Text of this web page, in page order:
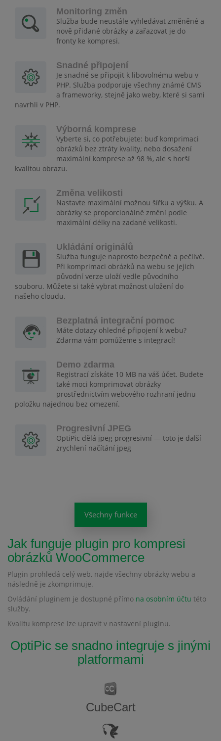
Monitoring změn
Služba bude neustále vyhledávat změněné a
nově přidané obrázky a zařazovat je do
fronty ke kompresi.
Snadné připojení
Je snadné se připojit k libovolnému webu v
PHP. Služba podporuje všechny známé CMS
a frameworky, stejně jako weby, které si sami
navrhli v PHP.
Výborná komprese
Vyberte si, co potřebujete: buď komprimaci
obrázků bez ztráty kvality, nebo dosažení
maximální komprese až 98 %, ale s horší
kvalitou obrazu.
Změna velikosti
Nastavte maximální možnou šířku a výšku. A
obrázky se proporcionálně změní podle
maximální délky na zadané velikosti.
Ukládání originálů
Služba funguje naprosto bezpečně a pečlivě.
Při komprimaci obrázků na webu se jejich
původní verze uloží vedle původního
souboru. Můžete si také vybrat možnost uložení do
našeho cloudu.
Bezplatná integrační pomoc
Máte dotazy ohledně připojení k webu?
Zdarma vám pomůžeme s integrací!
Demo zdarma
Registrací získáte 10 MB na váš účet. Budete
také moci komprimovat obrázky
prostřednictvím webového rozhraní jednu
položku najednou bez omezení.
Progresivní JPEG
OptiPic dělá jpeg progresivní — toto je další
zrychlení načítání jpeg
Všechny funkce
Jak funguje plugin pro kompresi
obrázků WooCommerce
Plugin prohledá celý web, najde všechny obrázky webu a
následně je zkomprimuje.
Ovládání pluginem je dostupné přímo na osobním účtu této
služby.
Kvalitu komprese lze upravit v nastavení pluginu.
OptiPic se snadno integruje s jinými
platformami
CubeCart